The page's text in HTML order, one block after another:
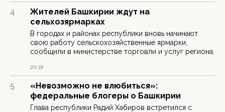
4
Жителей Башкирии ждут на
сельхозярмарках
В городах и районах республики вновь начинают
свою работу сельскохозяйственные ярмарки,
сообщили в министерстве торговли и услуг региона.
20:18
5
«Невозможно не влюбиться»:
федеральные блогеры о Башкирии
Глава республики Радий Хабиров встретился с